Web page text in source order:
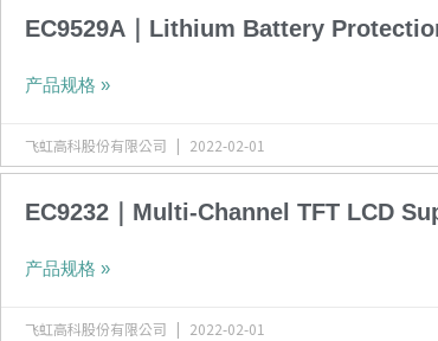
EC9529A｜Lithium Battery
产品规格 »
飞虹高科股份有限公司 2022-02-01
EC9232｜Multi-Channel TFT LCD
产品规格 »
飞虹高科股份有限公司 2022-02-01